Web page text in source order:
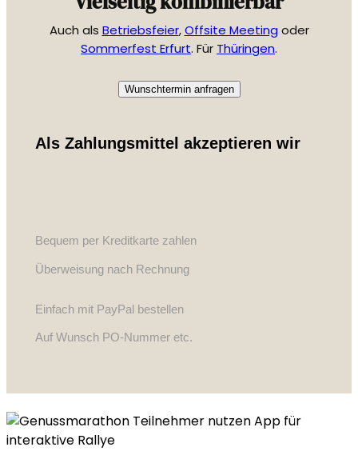
Auch als Betriebsfeier,Offsite Meeting oder
Sommerfest Erfurt. Für Thüringen.
Wunschtermin anfragen
Als Zahlungsmittel akzeptieren wir
Bequem per Kreditkarte zahlen
Überweisung nach Rechnung
Einfach mit PayPal bestellen
Auf Wunsch PO-Nummer etc.